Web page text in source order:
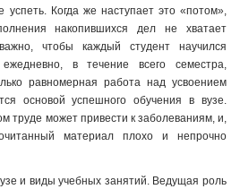
Когда же наступает это «потом»,
накопившихся дел не хватает
чтобы каждый студент научился
ежедневно, в течение всего семестра,
равномерная работа над усвоением
основой успешного обучения в вузе.
труде может привести к заболеваниям, и,
материал плохо и непрочно
и виды учебных занятий. Ведущая роль